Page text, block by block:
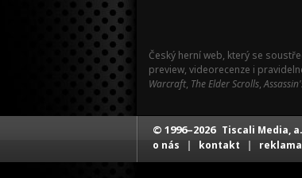
Český herní web, který se
preview, videorecenze i
Warcraft, The Elder Scrolls,
© 1996–2026 Tiscali Media,
o nás | kontakt | reklama